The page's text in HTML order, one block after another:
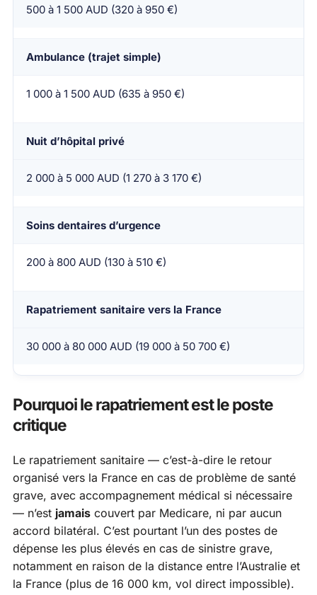
500 à 1 500 AUD (320 à 950 €)
Ambulance (trajet simple)
1 000 à 1 500 AUD (635 à 950 €)
Nuit d’hôpital privé
2 000 à 5 000 AUD (1 270 à 3 170 €)
Soins dentaires d’urgence
200 à 800 AUD (130 à 510 €)
Rapatriement sanitaire vers la France
30 000 à 80 000 AUD (19 000 à 50 700 €)
Pourquoi le rapatriement est le poste
critique
Le rapatriement sanitaire — c’est-à-dire le retour
organisé vers la France en cas de problème de santé
grave, avec accompagnement médical si nécessaire
— n’est jamais couvert par Medicare, ni par aucun
accord bilatéral. C’est pourtant l’un des postes de
dépense les plus élevés en cas de sinistre grave,
notamment en raison de la distance entre l’Australie et
la France (plus de 16 000 km, vol direct impossible).